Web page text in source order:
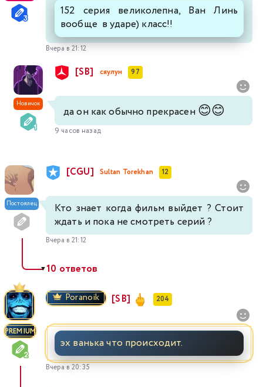
152 серия великолепна, Ван Линь
вообще в ударе) класс!!
Вчера в 21:12
Новичок
[SB] сяулун 97
да он как обычно прекрасен 😊😊
9 часов назад
Постоялец
[CGU] Sultan Torekhan 12
Кто знает когда фильм выйдет ? Стоит
ждать и пока не смотреть серий ?
Вчера в 21:12
▼10 ответов
PREMIUM
Poranoik [SB] 204
эх ванька что происходит.
Вчера в 20:35